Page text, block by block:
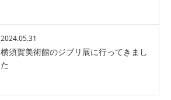
2024.05.31
横須賀美術館のジブリ展に行ってきまし
た